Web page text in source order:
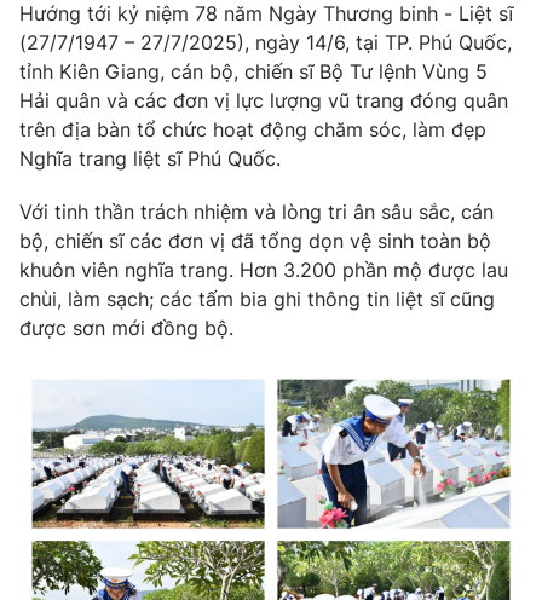
Câu chuyện quốc tế
Tài chính
Thị trường
Góc doanh nghiệp
Dữ liệu và đời sống
Truyền hình
Phim VTV
Hậu trường
Nhân vật
Khán giả
Điện ảnh
Âm nhạc
Sao
Đời sống
Du lịch
Giáo dục
Học trực tuyến
Hitech Công nghệ tương lai
Sản phẩm
Thị trường
Tư vấn
Giao lưu trực tuyến
Lịch phát sóng
Hướng tới kỷ niệm 78 năm Ngày Thương binh - Liệt sĩ
(27/7/1947 – 27/7/2025), ngày 14/6, tại TP. Phú Quốc,
tỉnh Kiên Giang, cán bộ, chiến sĩ Bộ Tư lệnh Vùng 5
Hải quân và các đơn vị lực lượng vũ trang đóng quân
trên địa bàn tổ chức hoạt động chăm sóc, làm đẹp
Nghĩa trang liệt sĩ Phú Quốc.
Với tinh thần trách nhiệm và lòng tri ân sâu sắc, cán
bộ, chiến sĩ các đơn vị đã tổng dọn vệ sinh toàn bộ
khuôn viên nghĩa trang. Hơn 3.200 phần mộ được lau
chùi, làm sạch; các tấm bia ghi thông tin liệt sĩ cũng
được sơn mới đồng bộ.